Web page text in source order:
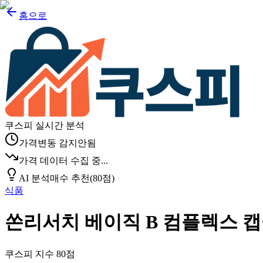
홈으로
쿠스피 실시간 분석
가격변동 감지안됨
가격 데이터 수집 중...
AI 분석매수 추천(80점)
식품
쏜리서치 베이직 B 컴플렉스
쿠스피 지수 80점